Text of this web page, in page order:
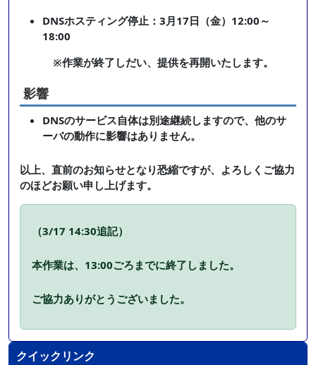
DNSホスティング停止：3月17日（金）12:00～
18:00
※作業が終了しだい、提供を再開いたします。
影響
DNSのサービス自体は別途継続しますので、他のサ
ーバの動作に影響はありません。
以上、直前のお知らせとなり恐縮ですが、よろしくご協力
のほどお願い申し上げます。
（3/17 14:30追記）
本作業は、13:00ごろまでに終了しました。
ご協力ありがとうございました。
クイックリンク